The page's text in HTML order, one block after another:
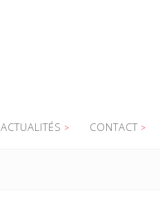
ACTUALITÉS CONTACT